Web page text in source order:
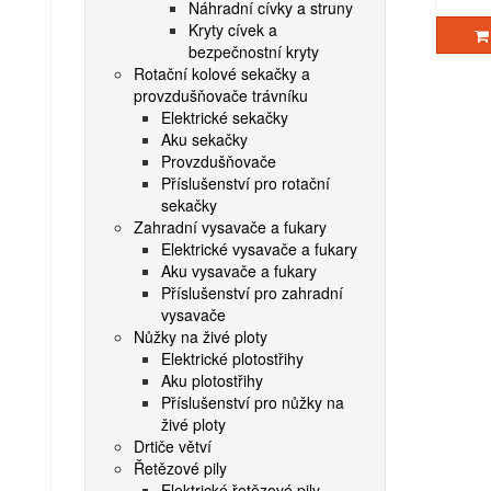
Náhradní cívky a struny
Kryty cívek a
bezpečnostní kryty
Rotační kolové sekačky a
provzdušňovače trávníku
Elektrické sekačky
Aku sekačky
Provzdušňovače
Příslušenství pro rotační
sekačky
Zahradní vysavače a fukary
Elektrické vysavače a fukary
Aku vysavače a fukary
Příslušenství pro zahradní
vysavače
Nůžky na živé ploty
Elektrické plotostřihy
Aku plotostřihy
Příslušenství pro nůžky na
živé ploty
Drtiče větví
Řetězové pily